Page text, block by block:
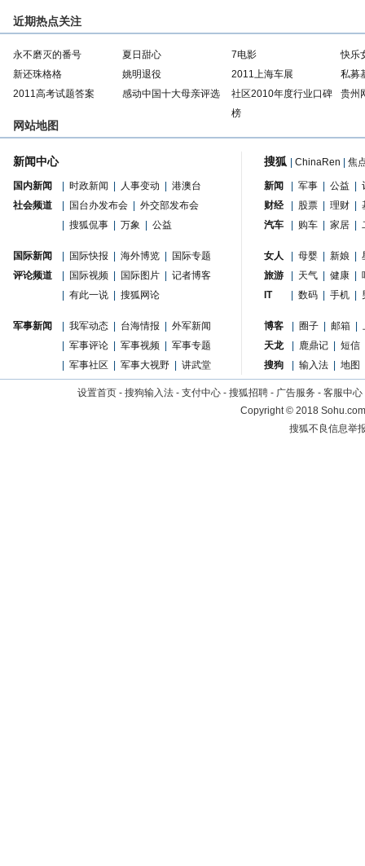
近期热点关注
永不磨灭的番号 夏日甜心 7电影
快乐
新还珠格格
姚明退役 2011上海车展
私募
2011高考试题答案
感动中国十大母亲评选
社区2010年度行业口碑
榜
贵州
网站地图
新闻中心
国内新闻 时政新闻 人事变动
港澳台
国台办发布会 外交部发布会
社会频道
搜狐侃事 万象 公益
国际新闻 国际快报 海外博览
国际专题
国际视频 国际图片 记者博客
评论频道
有此一说 搜狐网论
军事新闻 我军动态 台海情报
外军新闻
军事评论 军事视频
军事专题
军事社区 军事大视野 讲武堂
搜狐 ChinaRen 焦
新闻 军事 公益
财经
股票 理财
汽车
购车 家居
女人 母婴 新娘
旅游
天气 健康
IT
数码 手机
博客 圈子 邮箱
天龙
鹿鼎记
短信
搜狗
输入法 地图
设置首页 - 搜狗输入法 - 支付中心 - 搜狐招聘 - 广告服务 - 客服中心
Copyright©2018
搜狐不良信息举